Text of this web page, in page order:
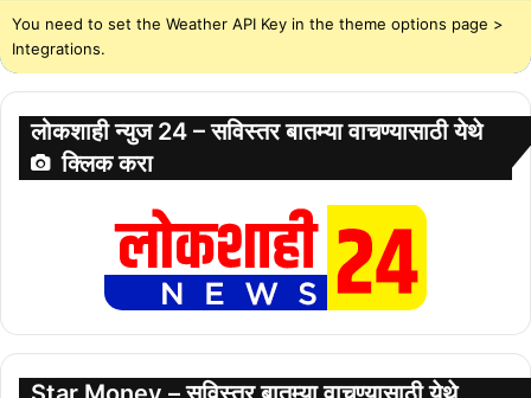
You need to set the Weather API Key in the theme options page >
Integrations.
लोकशाही न्युज 24 – सविस्तर बातम्या वाचण्यासाठी येथे
क्लिक करा